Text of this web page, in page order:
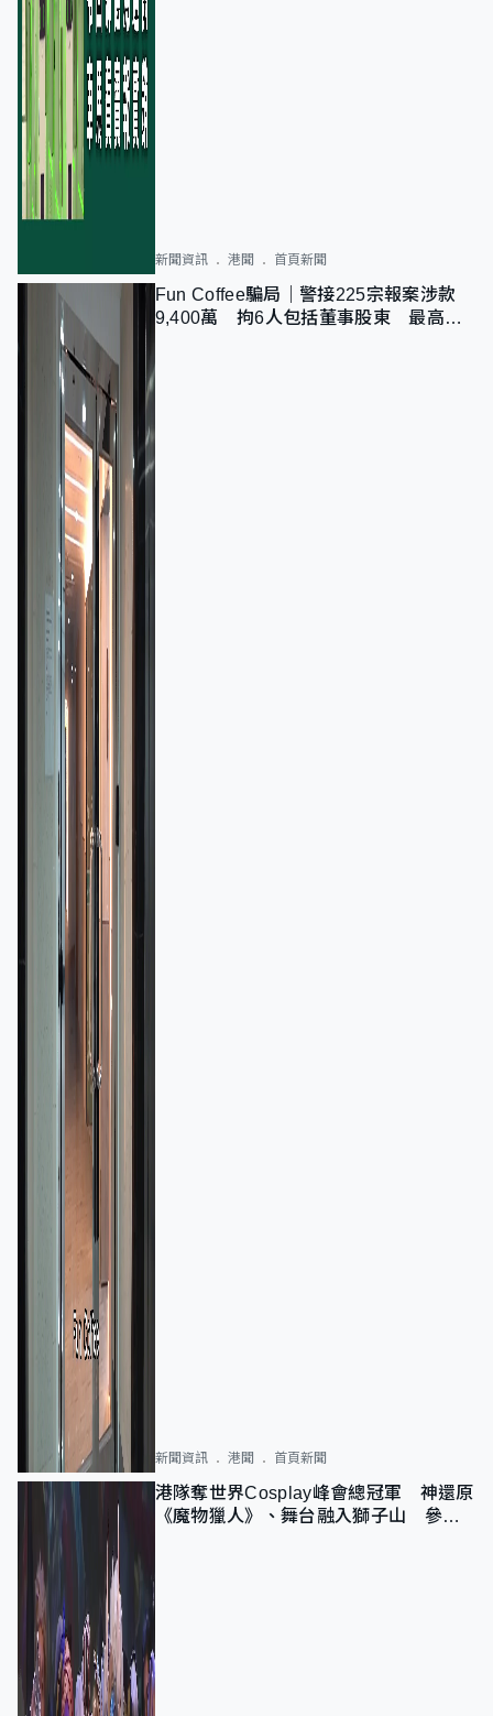
新聞資訊 港聞 首頁新聞
Fun Coffee騙局｜警接225宗報案涉款
9,400萬 拘6人包括董事股東 最高金
新聞資訊 港聞 首頁新聞
港隊奪世界Cosplay峰會總冠軍 神還原
《魔物獵人》、舞台融入獅子山 參賽